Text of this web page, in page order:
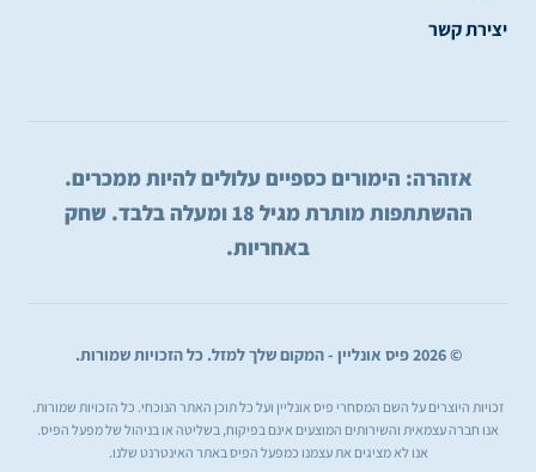
יצירת קשר
אזהרה: הימורים כספיים עלולים להיות ממכרים.
ההשתתפות מותרת מגיל 18 ומעלה בלבד. שחק
באחריות.
© 2026 פיס אונליין - המקום שלך למזל. כל הזכויות שמורות.
זכויות היוצרים על השם המסחרי פיס אונליין ועל כל תוכן האתר הנוכחי. כל הזכויות שמורות.
אנו חברה עצמאית והשירותים המוצעים אינם בפיקוח, בשליטה או בניהול של מפעל הפיס.
אנו לא מציגים את עצמנו כמפעל הפיס באתר האינטרנט שלנו.